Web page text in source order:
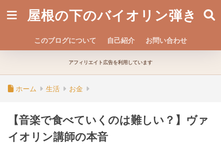
屋根の下のバイオリン弾き
このブログについて 自己紹介 お問い合わせ
アフィリエイト広告を利用しています
ホーム 生活 お金
【音楽で食べていくのは難しい？】ヴァ
イオリン講師の本音